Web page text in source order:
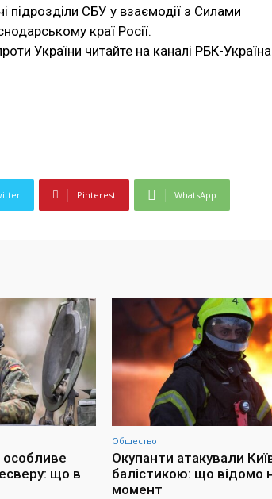
СБУ у взаємодії з Силами
краї Росії.
України читайте на каналі РБК-Україна
Pinterest WhatsApp
особливе
що в
Общество
Окупанти атакували
балістикою: що відомо
момент